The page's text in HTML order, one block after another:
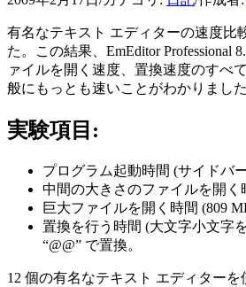
有名なテキスト エディターの速度比
た。この結果、EmEditor Professional
ァイルを開く速度、置換速度のすべ
般にもっとも速いことがわかりました
実験項目:
プログラム起動時間 (サイドバ
中間の大きさのファイルを開く
巨大ファイルを開く時間 (809
置換を行う時間 (大文字小文字
“@@” で置換。
12 個の有名なテキスト エディターを